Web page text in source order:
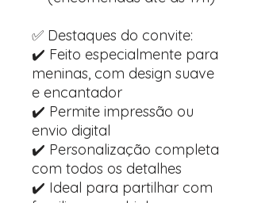
✅ Destaques do convite:
✔️ Feito especialmente para
meninas, com design suave
e encantador
✔️ Permite impressão ou
envio digital
✔️ Personalização completa
com todos os detalhes
✔️ Ideal para partilhar com